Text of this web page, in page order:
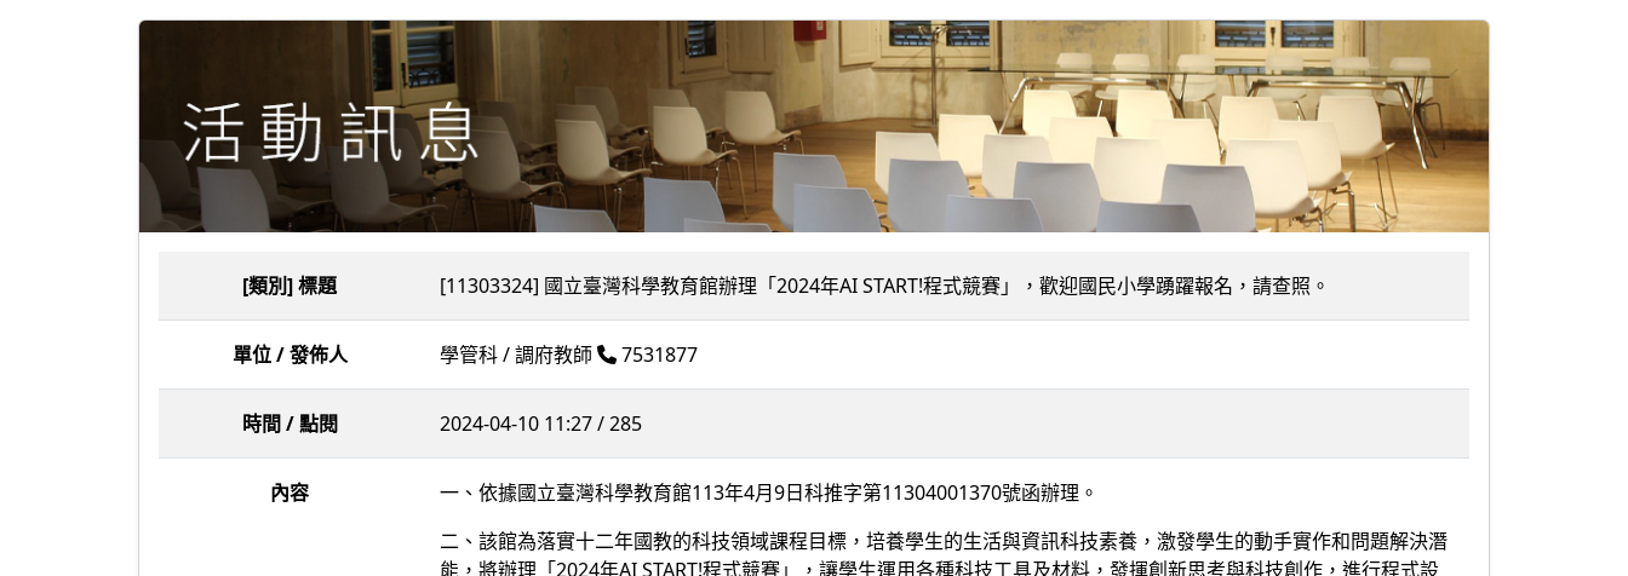
[類別] 標題 [11303324] 國立臺灣科學教育館辦理「2024年AI START!程式競賽」，歡迎國民小學踴躍報名，請查照。
單位 / 發佈人 學管科 / 調府教師 7531877
時間 / 點閱 2024-04-10 11:27 / 285
內容
一、依據國立臺灣科學教育館113年4月9日科推字第11304001370號函辦理。
二、該館為落實十二年國教的科技領域課程目標，培養學生的生活與資訊科技素養，激發學生的動手實作和問題解決潛
能，將辦理「2024年AI START!程式競賽」，讓學生運用各種科技工具及材料，發揮創新思考與科技創作，進行程式設